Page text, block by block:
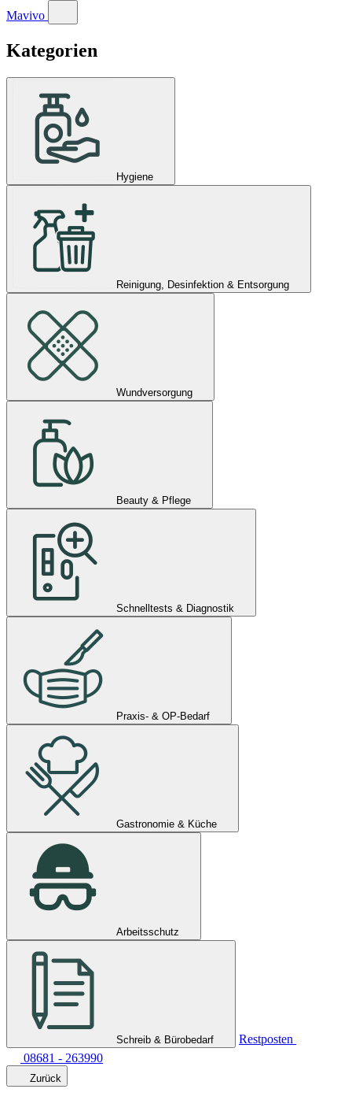
Mavivo
Kategorien
Hygiene
Reinigung, Desinfektion & Entsorgung
Wundversorgung
Beauty & Pflege
Schnelltests & Diagnostik
Praxis- & OP-Bedarf
Gastronomie & Küche
Arbeitsschutz
Schreib & Bürobedarf
Restposten
08681 - 263990
Zurück